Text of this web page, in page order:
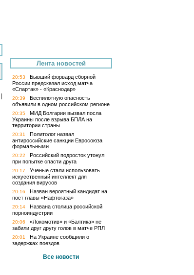
Лента новостей
20:53
Бывший форвард сборной
России предсказал исход матча
«Спартак» - «Краснодар»
20:39
Беспилотную опасность
объявили в одном российском регионе
20:35
МИД Болгарии вызвал посла
Украины после взрыва БПЛА на
территории страны
20:31
Политолог назвал
антироссийские санкции Евросоюза
формальными
20:22
Российский подросток утонул
при попытке спасти друга
20:17
Ученые стали использовать
искусственный интеллект для
создания вирусов
20:16
Назван вероятный кандидат на
пост главы «Нафтогаза»
20:14
Названа столица российской
порноиндустрии
20:06
«Локомотив» и «Балтика» не
забили друг другу голов в матче РПЛ
20:01
На Украине сообщили о
задержках поездов
Все новости